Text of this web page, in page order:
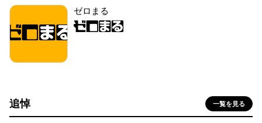
ゼロまる
追悼 一覧を見る